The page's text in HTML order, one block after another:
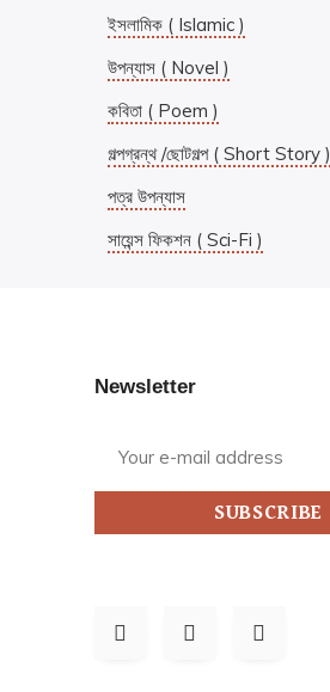
ইসলামিক ( Islamic )
উপন্যাস ( Novel )
কবিতা ( Poem )
গল্পগ্রন্থ /ছোটগল্প ( Short Story )
পত্র উপন্যাস
সায়েন্স ফিকশন ( Sci-Fi )
Newsletter
SUBSCRIBE